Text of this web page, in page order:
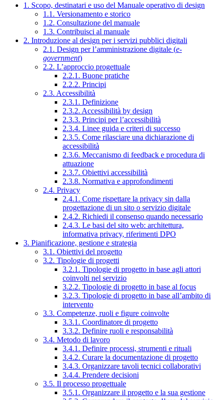
1. Scopo, destinatari e uso del Manuale operativo di design
1.1. Versionamento e storico
1.2. Consultazione del manuale
1.3. Contribuisci al manuale
2. Introduzione al design per i servizi pubblici digitali
2.1. Design per l’amministrazione digitale (e-
government)
2.2. L’approccio progettuale
2.2.1. Buone pratiche
2.2.2. Principi
2.3. Accessibilità
2.3.1. Definizione
2.3.2. Accessibilità by design
2.3.3. Principi per l’accessibilità
2.3.4. Linee guida e criteri di successo
2.3.5. Come rilasciare una dichiarazione di
accessibilità
2.3.6. Meccanismo di feedback e procedura di
attuazione
2.3.7. Obiettivi accessibilità
2.3.8. Normativa e approfondimenti
2.4. Privacy
2.4.1. Come rispettare la privacy sin dalla
progettazione di un sito o servizio digitale
2.4.2. Richiedi il consenso quando necessario
2.4.3. Le basi del sito web: architettura,
informativa privacy, riferimenti DPO
3. Pianificazione, gestione e strategia
3.1. Obiettivi del progetto
3.2. Tipologie di progetti
3.2.1. Tipologie di progetto in base agli attori
coinvolti nel servizio
3.2.2. Tipologie di progetto in base al focus
3.2.3. Tipologie di progetto in base all’ambito di
intervento
3.3. Competenze, ruoli e figure coinvolte
3.3.1. Coordinatore di progetto
3.3.2. Definire ruoli e responsabilità
3.4. Metodo di lavoro
3.4.1. Definire processi, strumenti e rituali
3.4.2. Curare la documentazione di progetto
3.4.3. Organizzare tavoli tecnici collaborativi
3.4.4. Prendere decisioni
3.5. Il processo progettuale
3.5.1. Organizzare il progetto e la sua gestione